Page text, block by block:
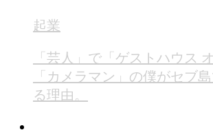
起業
「芸人」で「ゲストハウス
「カメラマン」の僕がセブ
る理由。